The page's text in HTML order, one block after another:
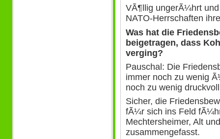
VÃ¶llig ungerÃ¼hrt
NATO-Herrschaften
Was hat die
beigetragen, dass
verging?
Pauschal: Die
immer noch zu wenig
noch zu wenig
Sicher, die
fÃ¼r sich ins Feld
Mechtersheimer, Alt
zusammengefasst.